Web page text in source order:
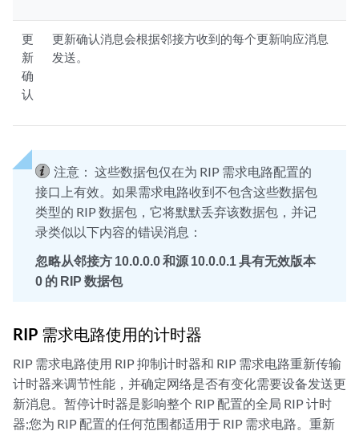
更
新
确
认
更新确认消息会根据邻接方收到的每个更新响应消息
发送。
注意： 这些数据包仅在为 RIP 需求电路配置的
接口上有效。如果需求电路收到不包含这些数据包
类型的 RIP 数据包，它将默默丢弃该数据包，并记
录类似以下内容的错误消息：
忽略从邻接方 10.0.0.0 和源 10.0.0.1 具有无效版本
0 的 RIP 数据包
RIP 需求电路使用的计时器
RIP 需求电路使用 RIP 抑制计时器和 RIP 需求电路重新传输
计时器来调节性能，并确定网络是否有变化需要设备发送更
新消息。暂停计时器是影响整个 RIP 配置的全局 RIP 计时
器;您为 RIP 配置的任何范围都适用于 RIP 需求电路。重新